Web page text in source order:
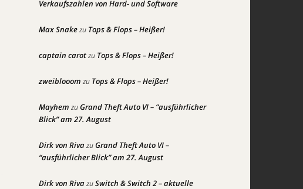
Verkaufszahlen von Hard- und Software
Max Snakezu Tops & Flops – Heißer!
captain carotzu Tops & Flops – Heißer!
zweiblooom zu Tops & Flops – Heißer!
Mayhem zuGrand Theft Auto VI – “ausführlicher
Blick” am 27. August
Dirk von RivazuGrand Theft Auto VI –
“ausführlicher Blick” am 27. August
Dirk von RivazuSwitch & Switch 2 – aktuelle